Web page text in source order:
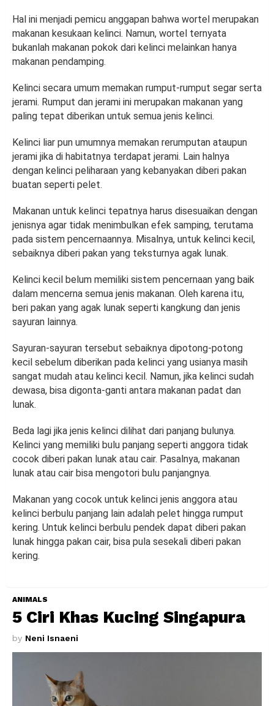
Hal ini menjadi pemicu anggapan bahwa wortel merupakan
makanan kesukaan kelinci. Namun, wortel ternyata
bukanlah makanan pokok dari kelinci melainkan hanya
makanan pendamping.
Kelinci secara umum memakan rumput-rumput segar serta
jerami. Rumput dan jerami ini merupakan makanan yang
paling tepat diberikan untuk semua jenis kelinci.
Kelinci liar pun umumnya memakan rerumputan ataupun
jerami jika di habitatnya terdapat jerami. Lain halnya
dengan kelinci peliharaan yang kebanyakan diberi pakan
buatan seperti pelet.
Makanan untuk kelinci tepatnya harus disesuaikan dengan
jenisnya agar tidak menimbulkan efek samping, terutama
pada sistem pencernaannya. Misalnya, untuk kelinci kecil,
sebaiknya diberi pakan yang teksturnya agak lunak.
Kelinci kecil belum memiliki sistem pencernaan yang baik
dalam mencerna semua jenis makanan. Oleh karena itu,
beri pakan yang agak lunak seperti kangkung dan jenis
sayuran lainnya.
Sayuran-sayuran tersebut sebaiknya dipotong-potong
kecil sebelum diberikan pada kelinci yang usianya masih
sangat mudah atau kelinci kecil. Namun, jika kelinci sudah
dewasa, bisa digonta-ganti antara makanan padat dan
lunak.
Beda lagi jika jenis kelinci dilihat dari panjang bulunya.
Kelinci yang memiliki bulu panjang seperti anggora tidak
cocok diberi pakan lunak atau cair. Pasalnya, makanan
lunak atau cair bisa mengotori bulu panjangnya.
Makanan yang cocok untuk kelinci jenis anggora atau
kelinci berbulu panjang lain adalah pelet hingga rumput
kering. Untuk kelinci berbulu pendek dapat diberi pakan
lunak hingga pakan cair, bisa pula sesekali diberi pakan
kering.
ANIMALS
5 Ciri Khas Kucing Singapura
by Neni Isnaeni